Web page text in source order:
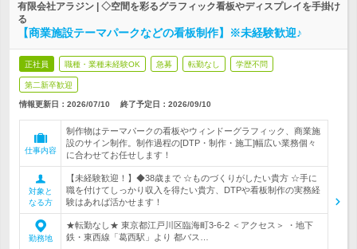
有限会社アラジン | ◇空間を彩るグラフィック看板やディスプレイを手掛け
る
【商業施設テーマパークなどの看板制作】※未経験歓迎♪
正社員 職種・業種未経験OK 急募 転勤なし 学歴不問
第二新卒歓迎
情報更新日：2026/07/10 終了予定日： 2026/09/10
仕事内容
制作物はテーマパークの看板やウィンドーグラフィック、商業施
設のサイン制作。制作過程の[DTP・制作・施工]幅広い業務個々
に合わせてお任せします！
対象と
なる方
【未経験歓迎！】◆38歳まで ☆ものづくりがしたい貴方 ☆手に
職を付けてしっかり収入を得たい貴方、DTPや看板制作の実務経
験はあれば活かせます！
勤務地
★転勤なし★ 東京都江戸川区臨海町3-6-2 ＜アクセス＞ ・地下
鉄・東西線「葛西駅」より 都バス…